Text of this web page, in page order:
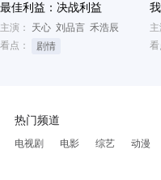
最佳利益：决战利益
主演： 天心 刘品言 禾浩辰
看点：
剧情
主
看
热门频道
电视剧 电影 综艺 动漫